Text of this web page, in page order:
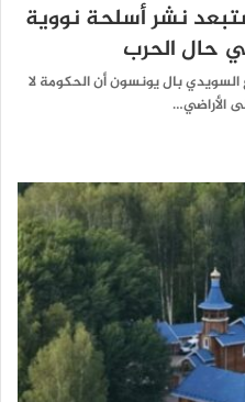
نشر أسلحة نووية
حال الحرب
السويدي بال يونسون أن الحكومة لا
الأراضي…